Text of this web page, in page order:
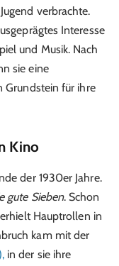
verbrachte.
Interesse
und Musik. Nach
sie eine
Grundstein für ihre
Kino
der 1930er Jahre.
gute Sieben. Schon
Hauptrollen in
kam mit der
in der sie ihre